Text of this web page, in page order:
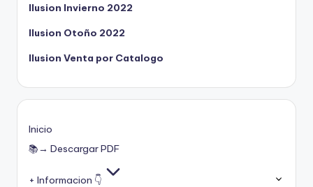
Ilusion Invierno 2022
Ilusion Otoño 2022
Ilusion Venta por Catalogo
Inicio
📚→ Descargar PDF
+ Informacion 👇